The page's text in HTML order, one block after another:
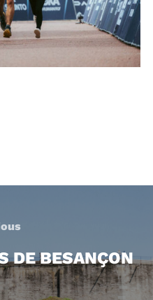
DE BESANÇON